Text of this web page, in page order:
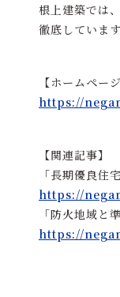
根上建築では
徹底していま
【ホームペー
https://
【関連記事】
「長期優良住
https://
「防火地域と
https://